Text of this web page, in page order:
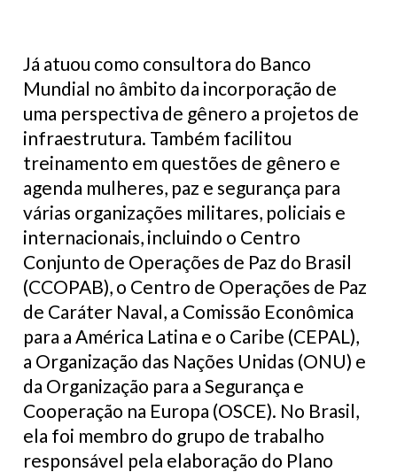
Já atuou como consultora do Banco
Mundial no âmbito da incorporação de
uma perspectiva de gênero a projetos de
infraestrutura. Também facilitou
treinamento em questões de gênero e
agenda mulheres, paz e segurança para
várias organizações militares, policiais e
internacionais, incluindo o Centro
Conjunto de Operações de Paz do Brasil
(CCOPAB), o Centro de Operações de Paz
de Caráter Naval, a Comissão Econômica
para a América Latina e o Caribe (CEPAL),
a Organização das Nações Unidas (ONU) e
da Organização para a Segurança e
Cooperação na Europa (OSCE). No Brasil,
ela foi membro do grupo de trabalho
responsável pela elaboração do Plano